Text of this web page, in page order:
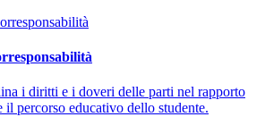
i diritti e i doveri delle parti nel rapporto
il percorso educativo dello studente.